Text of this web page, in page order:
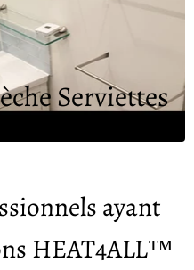
Serviettes
ayant
HEAT4ALL™